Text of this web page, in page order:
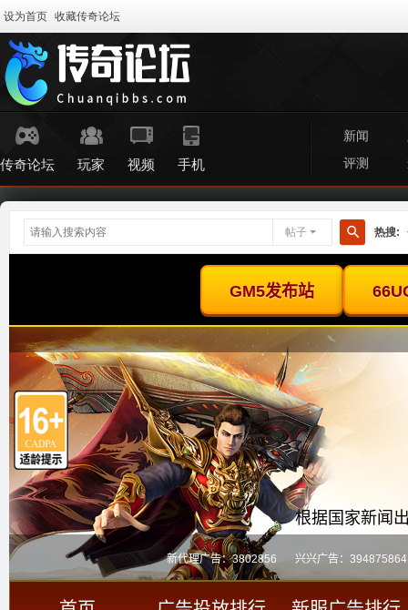
设为首页 收藏传奇论坛
传奇论坛 玩家 视频 手机
新闻
评测
帖子
搜
热搜: